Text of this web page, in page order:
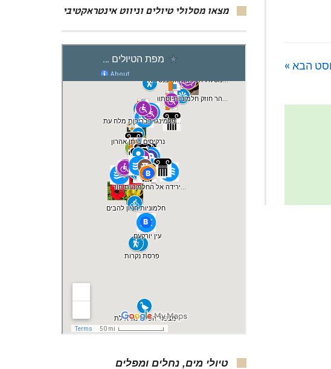
הבא »
מצאו מסלולי טיולים וניווט אינטראקטיבי
טיולי מים, נחלים ומפלים